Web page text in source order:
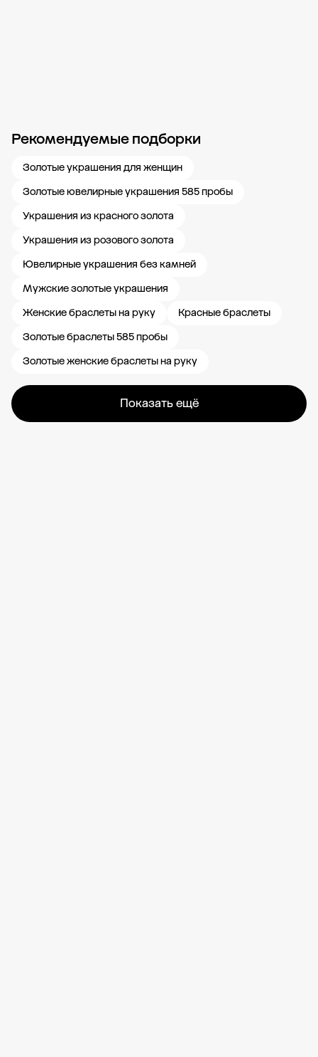
Рекомендуемые подборки
Золотые украшения для женщин
Золотые ювелирные украшения 585 пробы
Украшения из красного золота
Украшения из розового золота
Ювелирные украшения без камней
Мужские золотые украшения
Женские браслеты на руку
Красные браслеты
Золотые браслеты 585 пробы
Золотые женские браслеты на руку
Показать ещё
Новости компании Журнал ЗОЛОТОЙ Блог